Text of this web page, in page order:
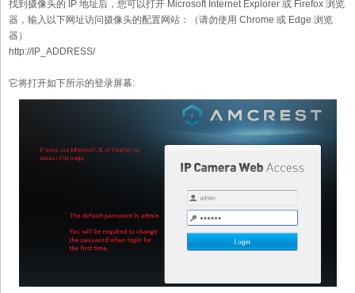
找到摄像头的 IP 地址后，您可以打开 Microsoft Internet Explorer 或 Firefox 浏览
器，输入以下网址访问摄像头的配置网站：（请勿使用 Chrome 或 Edge 浏览
器）
http://IP_ADDRESS/
它将打开如下所示的登录屏幕: